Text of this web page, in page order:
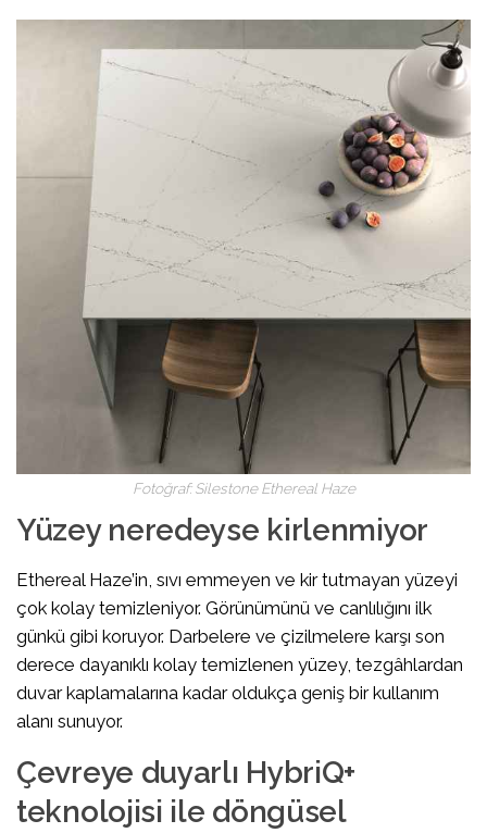
Fotoğraf: Silestone Ethereal Haze
Yüzey neredeyse kirlenmiyor
Ethereal Haze’in, sıvı emmeyen ve kir tutmayan yüzeyi
çok kolay temizleniyor. Görünümünü ve canlılığını ilk
günkü gibi koruyor. Darbelere ve çizilmelere karşı son
derece dayanıklı kolay temizlenen yüzey, tezgâhlardan
duvar kaplamalarına kadar oldukça geniş bir kullanım
alanı sunuyor.
Çevreye duyarlı HybriQ+
teknolojisi ile döngüsel